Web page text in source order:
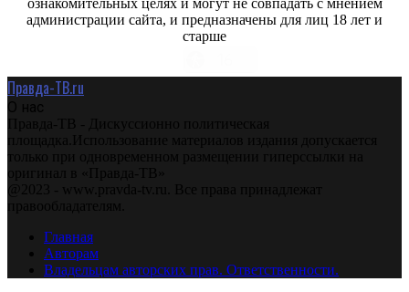
ознакомительных целях и могут не совпадать с мнением
администрации сайта, и предназначены для лиц 18 лет и
старше
Правда-ТВ.ru
О нас
Правда-ТВ - Дискуссионно политическая
площадка.Использование материалов издания допускается
только при одновременном размещении гиперссылки на
оригинал в «Правда-ТВ»
@2023 - www.pravda-tv.ru. Все права принадлежат
правообладателям.
Главная
Авторам
Владельцам авторских прав. Ответственности.